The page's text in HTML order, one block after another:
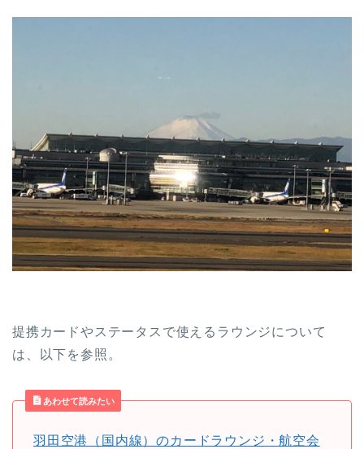
提携カードやステータスで使えるラウンジについて
は、以下を参照。
あわせて読みたい
羽田空港（国内線）のカードラウンジ・航空会